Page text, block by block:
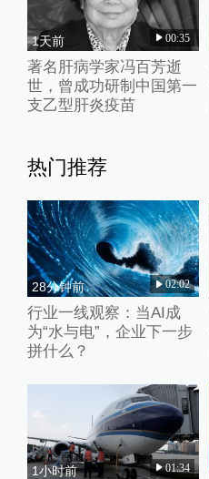
1天前 00:35
著名肝病学家冯百芳逝
世，曾成功研制中国第一
支乙型肝炎疫苗
热门推荐
28分钟前 02:02
行业一线观察：当AI成
为“水与电”，企业下一步
拼什么？
1小时前 01:34